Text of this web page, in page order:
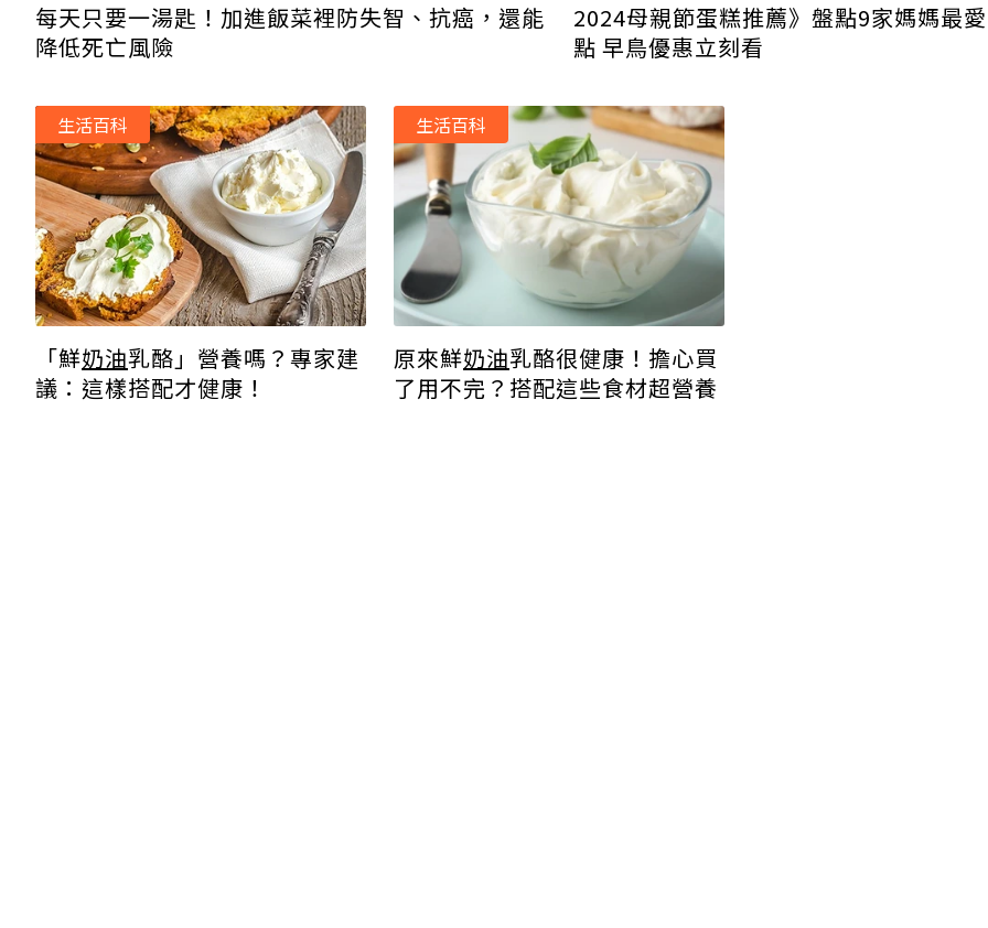
每天只要一湯匙！加進飯菜裡防失智、抗癌，還能
降低死亡風險
2024母親節蛋糕推薦》盤點9家媽媽最
點 早鳥優惠立刻看
「鮮奶油乳酪」營養嗎？專家建
議：這樣搭配才健康！
生活百科
原來鮮奶油乳酪很健康！擔心買
了用不完？搭配這些食材超營養
生活百科